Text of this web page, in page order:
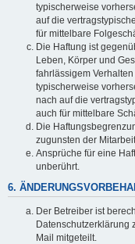
typischerweise
auf die
für mittelbare
Die Haftung ist
Leben, Körper und
fahrlässigem
typischerweise
nach auf die
auch für mittelbare
Die
zugunsten der
Ansprüche für eine
unberührt.
6.
Der Betreiber ist
Datenschutzerklärung
Mail mitgeteilt.